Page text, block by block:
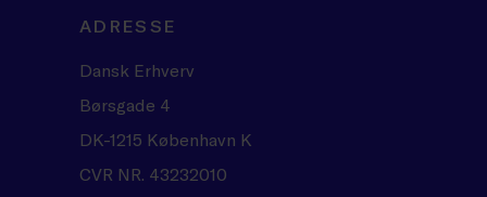
ADRESSE
Dansk Erhverv
Børsgade 4
DK-1215 København K
CVR NR. 43232010